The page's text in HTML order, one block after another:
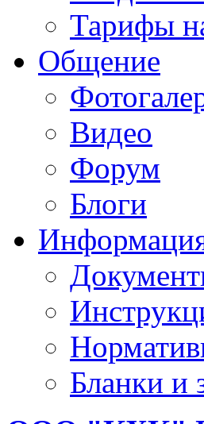
Тарифы
Общение
Видео
Форум
Блоги
Бланки и